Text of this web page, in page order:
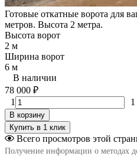
Готовые откатные ворота для
метров. Высота 2 метра.
Высота ворот
2 м
Ширина ворот
6 м
В наличии
78 000 ₽
1
1
В корзину
Всего просмотров этой
Получение информации о методах